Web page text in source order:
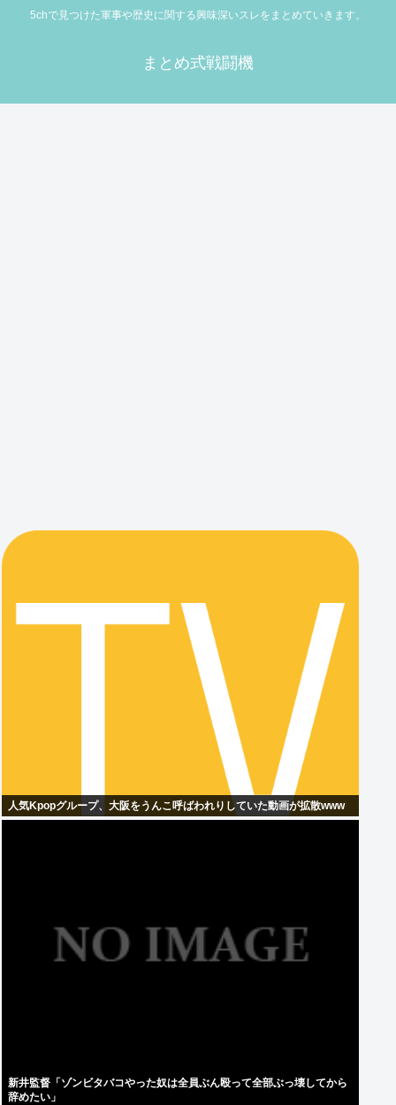
5chで見つけた軍事や歴史に関する興味深いスレをまとめていきます。
まとめ式戦闘機
人気Kpopグループ、大阪をうんこ呼ばわれりしていた動画が拡散www
新井監督「ゾンビタバコやった奴は全員ぶん殴って全部ぶっ壊してから
辞めたい」